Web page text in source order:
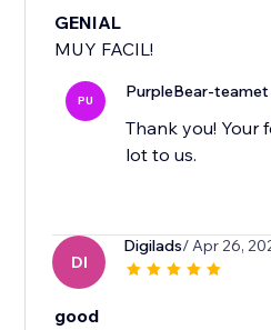
GENIAL
MUY FACIL!
PU PurpleBear-teamet
Thank you! Your
lot to us.
DI
Digilads/ Apr 26,
good